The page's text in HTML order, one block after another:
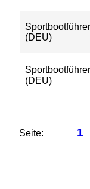
(DEU)
(DEU)
Seite: 1